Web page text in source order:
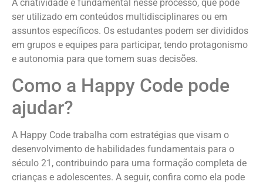
A criatividade é fundamental nesse processo, que pode
ser utilizado em conteúdos multidisciplinares ou em
assuntos específicos. Os estudantes podem ser divididos
em grupos e equipes para participar, tendo protagonismo
e autonomia para que tomem suas decisões.
Como a Happy Code pode
ajudar?
A Happy Code trabalha com estratégias que visam o
desenvolvimento de habilidades fundamentais para o
século 21, contribuindo para uma formação completa de
crianças e adolescentes. A seguir, confira como ela pode